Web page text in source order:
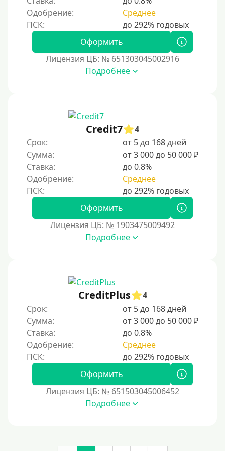
С помощью системы быстрых платежей (СБП)
Способы получения
Без активации сервиса
Не выходя из дома
Без посещения офиса
В офисе
В ломбарде
Роботы займов
Перевод денег на карту через Telegram
Бесплатное использование без списания средств с
Денежным переводом
На Юмани (ЮMoney)
На Яндекс Деньги
Без привязки карты
Кошелек Киви (Qiwi)
Пополнение Киви-кошелька без СНИЛС
На Киви-кошельке имеются просроченные платежи.
Регистрация кошелька Киви доступна с 18 лет.
Пополнение Киви-кошелька для безработных:
доступные способы и возможности
онлайн-платежей, переводов и управления
Одобрение:
Среднее
Оформить
Лицензия ЦБ: № 651303045002916
Подробнее
Credit7
4
Срок:
от 5 до 168 дней
Сумма:
от 3 000 до 50 000 ₽
Ставка:
до 0.8%
Одобрение:
Среднее
Оформить
Лицензия ЦБ: № 1903475009492
Подробнее
CreditPlus
4
Срок:
от 5 до 168 дней
Сумма:
от 3 000 до 50 000 ₽
Ставка:
до 0.8%
Одобрение:
Среднее
Оформить
Лицензия ЦБ: № 651503045006452
Подробнее